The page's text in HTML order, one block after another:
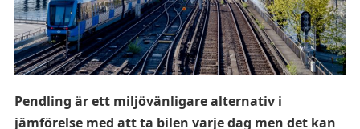
Pendling är ett miljövänligare alternativ i
jämförelse med att ta bilen varje dag men det kan